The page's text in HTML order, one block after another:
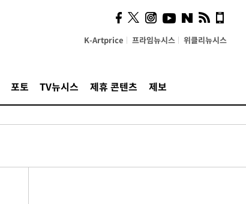
K-Artprice 프라임뉴시스 위클리뉴시스
포토 TV뉴시스 제휴 콘텐츠 제보
시, 스마트폰 액세서리에
NFC 더했다